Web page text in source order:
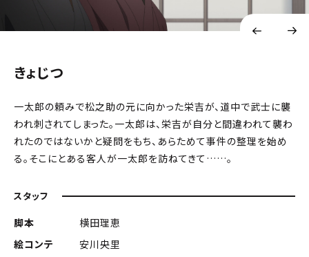
きょじつ
一太郎の頼みで松之助の元に向かった栄吉が、道中で武士に襲
われ刺されてしまった。一太郎は、栄吉が自分と間違われて襲わ
れたのではないかと疑問をもち、あらためて事件の整理を始め
る。そこにとある客人が一太郎を訪ねてきて……。
スタッフ
脚本
横田理恵
絵コンテ
安川央里